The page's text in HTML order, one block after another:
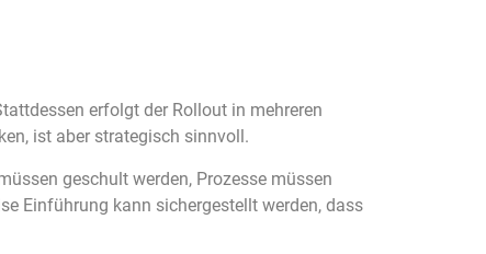
erfolgt der Rollout in mehreren
ist aber strategisch sinnvoll.
geschult werden, Prozesse müssen
Einführung kann sichergestellt werden, dass